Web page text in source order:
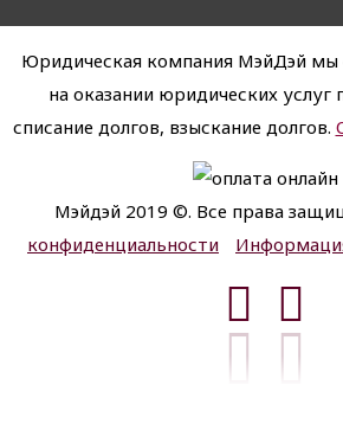
Юридическая компания МэйДэй мы
на оказании юридических услуг
списание долгов, взыскание долгов.
Мэйдэй 2019 ©. Все права
конфиденциальности